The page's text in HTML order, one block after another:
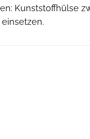
Kunststoffhülse